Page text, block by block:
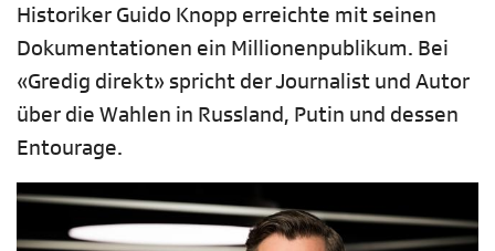
Historiker Guido Knopp erreichte mit seinen
Dokumentationen ein Millionenpublikum. Bei
«Gredig direkt» spricht der Journalist und Autor
über die Wahlen in Russland, Putin und dessen
Entourage.